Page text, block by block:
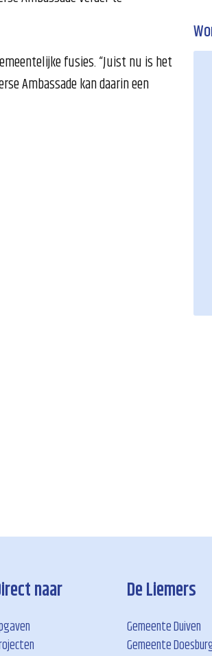
fusies. “Juist nu is het
Ambassade kan daarin een
naar De Liemers
Gemeente Duiven
Gemeente